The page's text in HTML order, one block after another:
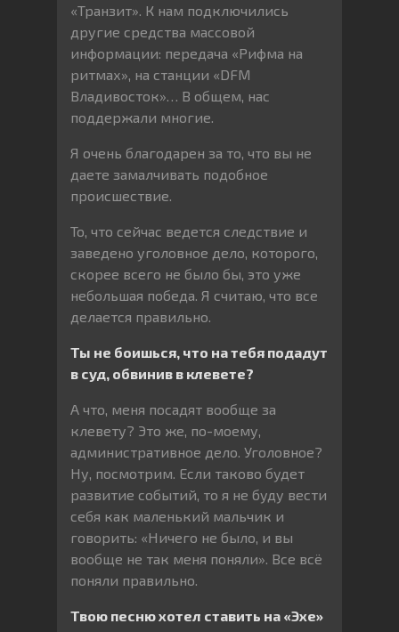
«Транзит». К нам подключились
другие средства массовой
информации: передача «Рифма на
ритмах», на станции «DFM
Владивосток»… В общем, нас
поддержали многие.
Я очень благодарен за то, что вы не
даете замалчивать подобное
происшествие.
То, что сейчас ведется следствие и
заведено уголовное дело, которого,
скорее всего не было бы, это уже
небольшая победа. Я считаю, что все
делается правильно.
Ты не боишься, что на тебя подадут
в суд, обвинив в клевете?
А что, меня посадят вообще за
клевету? Это же, по-моему,
административное дело. Уголовное?
Ну, посмотрим. Если таково будет
развитие событий, то я не буду вести
себя как маленький мальчик и
говорить: «Ничего не было, и вы
вообще не так меня поняли». Все всё
поняли правильно.
Твою песню хотел ставить на «Эхе»